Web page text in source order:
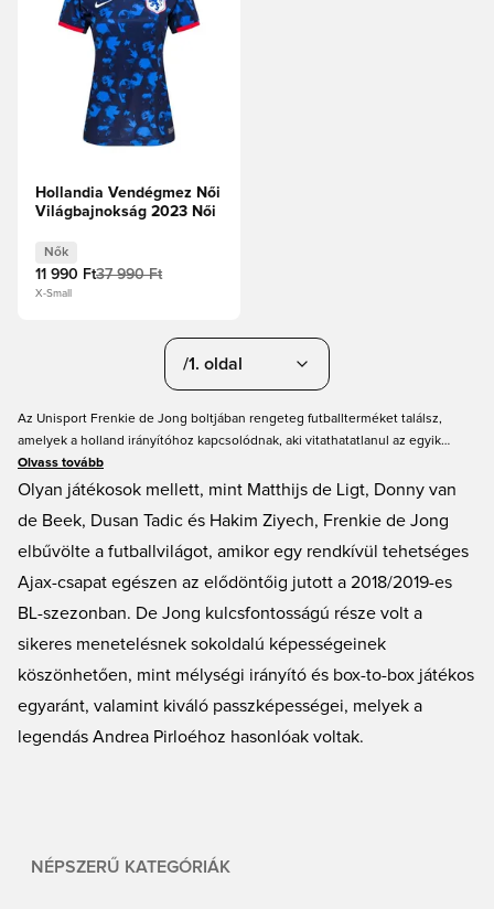
Hollandia Vendégmez Női
Világbajnokság 2023 Női
Nők
11 990 Ft37 990 Ft
X-Small
/1. oldal
Az Unisport Frenkie de Jong boltjában rengeteg futballterméket találsz,
amelyek a holland irányítóhoz kapcsolódnak, aki vitathatatlanul az egyik
legjobb labdaosztó a mai világfutballban. Fedezd fel hatalmas
cipőválasztékunkat, és válaszd ki az ideális futballcipődet, hogy úgy passzolj,
méretben, valamint a holland válogatott futballmezét – hazai és idegenbeli
változatban egyaránt.
Olvass tovább
Olyan játékosok mellett, mint Matthijs de Ligt, Donny van
de Beek, Dusan Tadic és Hakim Ziyech, Frenkie de Jong
elbűvölte a futballvilágot, amikor egy rendkívül tehetséges
Ajax-csapat egészen az elődöntőig jutott a 2018/2019-es
BL-szezonban. De Jong kulcsfontosságú része volt a
sikeres menetelésnek sokoldalú képességeinek
köszönhetően, mint mélységi irányító és box-to-box játékos
egyaránt, valamint kiváló passzképességei, melyek a
legendás Andrea Pirloéhoz hasonlóak voltak.
NÉPSZERŰ KATEGÓRIÁK